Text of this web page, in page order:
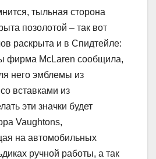
тыльная сторона
позолотой – так вот
раскрыта и в Спидтейле:
фирма McLaren сообщила,
него эмблемы из
вставками из
эти значки будет
Vaughtons,
на автомобильных
ручной работы, а так